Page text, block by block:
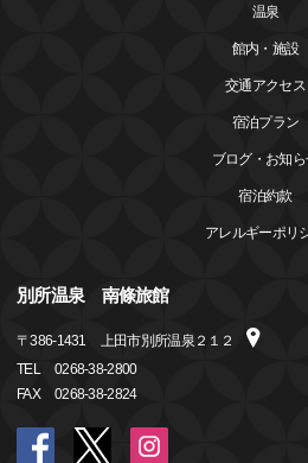
温泉
館内・施設
交通アクセス
宿泊プラン
ブログ・お知
宿泊約款
アレルギーポリ
別所温泉 南條旅館
〒386-1431
上田市別所温泉２１２
TEL
0268-38-2800
FAX
0268-38-2824